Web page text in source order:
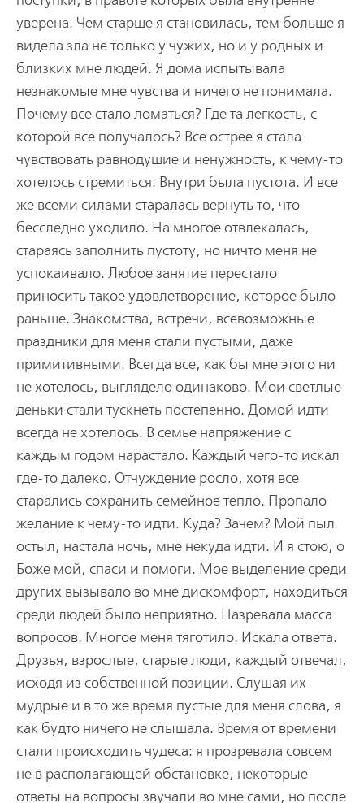
уверена. Чем старше я становилась, тем больше я
видела зла не только у чужих, но и у родных и
близких мне людей. Я дома испытывала
незнакомые мне чувства и ничего не понимала.
Почему все стало ломаться? Где та легкость, с
которой все получалось? Все острее я стала
чувствовать равнодушие и ненужность, к чему-то
хотелось стремиться. Внутри была пустота. И все
же всеми силами старалась вернуть то, что
бесследно уходило. На многое отвлекалась,
стараясь заполнить пустоту, но ничто меня не
успокаивало. Любое занятие перестало
приносить такое удовлетворение, которое было
раньше. Знакомства, встречи, всевозможные
праздники для меня стали пустыми, даже
примитивными. Всегда все, как бы мне этого ни
не хотелось, выглядело одинаково. Мои светлые
деньки стали тускнеть постепенно. Домой идти
всегда не хотелось. В семье напряжение с
каждым годом нарастало. Каждый чего-то искал
где-то далеко. Отчуждение росло, хотя все
старались сохранить семейное тепло. Пропало
желание к чему-то идти. Куда? Зачем? Мой пыл
остыл, настала ночь, мне некуда идти. И я стою, о
Боже мой, спаси и помоги. Мое выделение среди
других вызывало во мне дискомфорт, находиться
среди людей было неприятно. Назревала масса
вопросов. Многое меня тяготило. Искала ответа.
Друзья, взрослые, старые люди, каждый отвечал,
исходя из собственной позиции. Слушая их
мудрые и в то же время пустые для меня слова, я
как будто ничего не слышала. Время от времени
стали происходить чудеса: я прозревала совсем
не в располагающей обстановке, некоторые
ответы на вопросы звучали во мне сами, но после